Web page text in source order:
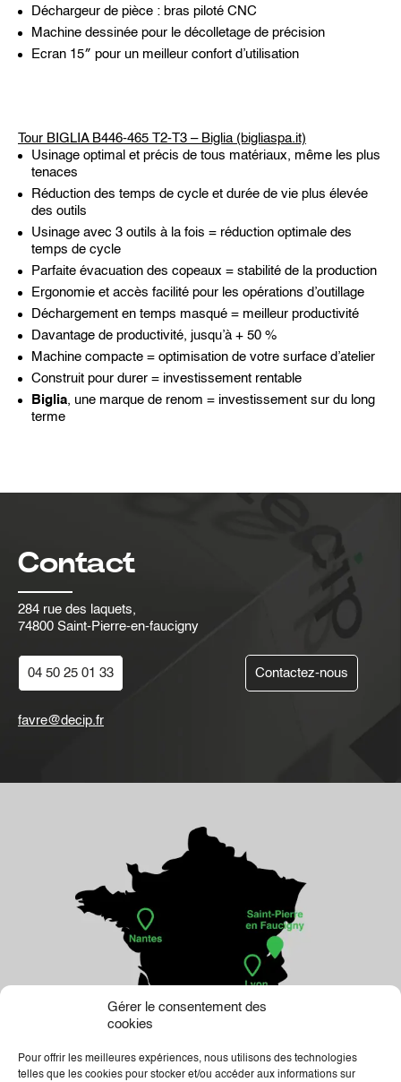
Gérer le consentement des
cookies
Pour offrir les meilleures expériences, nous utilisons des technologies
telles que les cookies pour stocker et/ou accéder aux informations sur
Déchargeur de pièce : bras piloté CNC
Machine dessinée pour le décolletage de précision
Ecran 15″ pour un meilleur confort d’utilisation
Tour BIGLIA B446-465 T2-T3 – Biglia (bigliaspa.it)
Usinage optimal et précis de tous matériaux, même les plus
tenaces
Réduction des temps de cycle et durée de vie plus élevée
des outils
Usinage avec 3 outils à la fois = réduction optimale des
temps de cycle
Parfaite évacuation des copeaux = stabilité de la production
Ergonomie et accès facilité pour les opérations d’outillage
Déchargement en temps masqué = meilleur productivité
Davantage de productivité, jusqu’à + 50 %
Machine compacte = optimisation de votre surface d’atelier
Construit pour durer = investissement rentable
Biglia, une marque de renom = investissement sur du long
terme
Contact
284 rue des laquets,
74800 Saint-Pierre-en-faucigny
04 50 25 01 33 Contactez-nous
favre@decip.fr